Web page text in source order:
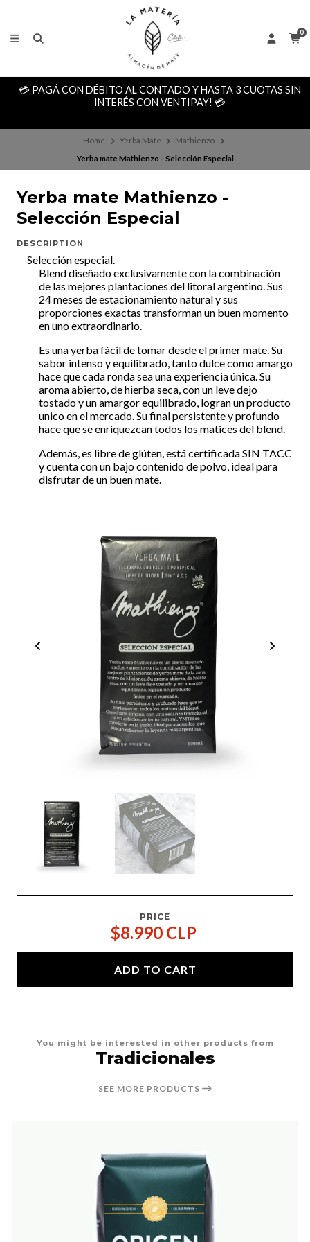
0
💳 PAGÁ CON DÉBITO AL CONTADO Y HASTA 3 CUOTAS SIN
INTERÉS CON VENTIPAY! 💳
Home Yerba Mate
Mathienzo
Yerba mate Mathienzo - Selección Especial
Yerba mate Mathienzo -
Selección Especial
DESCRIPTION
Selección especial.
Blend diseñado exclusivamente con la combinación
de las mejores plantaciones del litoral argentino. Sus
24 meses de estacionamiento natural y sus
proporciones exactas transforman un buen momento
en uno extraordinario.
Es una yerba fácil de tomar desde el primer mate. Su
sabor intenso y equilibrado, tanto dulce como amargo
hace que cada ronda sea una experiencia única. Su
aroma abierto, de hierba seca, con un leve dejo
tostado y un amargor equilibrado, logran un producto
unico en el mercado. Su final persistente y profundo
hace que se enriquezcan todos los matices del blend.
Además, es libre de glúten, está certificada SIN TACC
y cuenta con un bajo contenido de polvo, ideal para
disfrutar de un buen mate.
PRICE
$8.990 CLP
ADD TO CART
You might be interested in other products from
Tradicionales
SEE MORE PRODUCTS